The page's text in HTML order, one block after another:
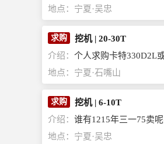
地点： 宁夏·吴忠
求购 挖机| 20-30T
介绍： 个人求购卡特330D2L
地点： 宁夏·石嘴山
求购 挖机| 6-10T
介绍： 谁有1215年三一75卖
地点： 宁夏·吴忠